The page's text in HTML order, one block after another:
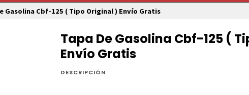
Gasolina Cbf-125 ( Tipo Original ) Envío Gratis
Tapa De Gasolina Cbf-125 (
Envío Gratis
DESCRIPCIÓN